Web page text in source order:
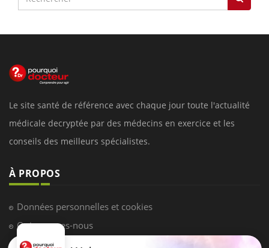
Le site santé de référence avec chaque jour toute l'actualité
médicale decryptée par des médecins en exercice et les
conseils des meilleurs spécialistes.
À PROPOS
Données personnelles et cookies
Qui sommes-nous
Conditions d'utilisation